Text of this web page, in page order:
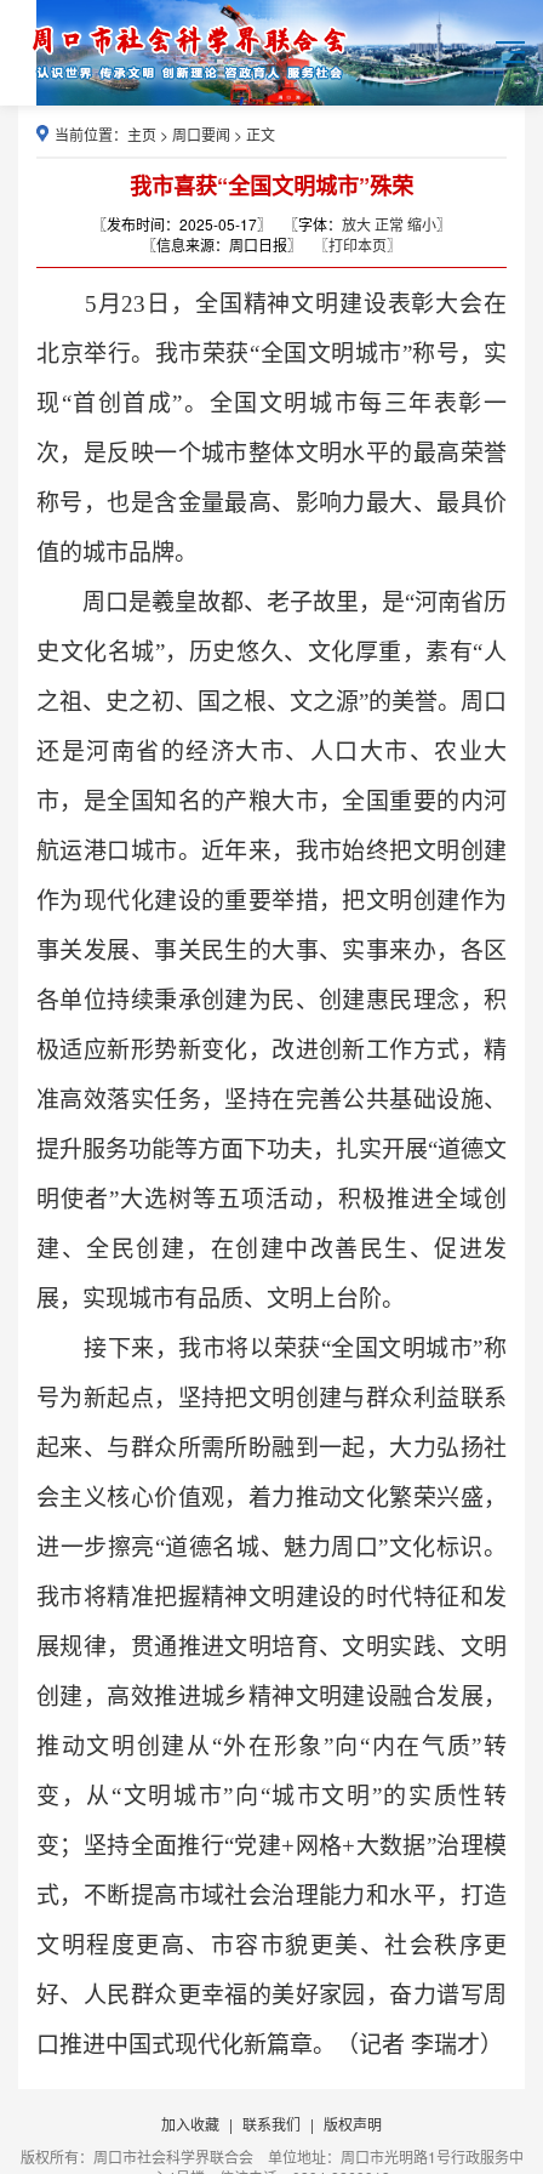
当前位置： 主页 > 周口要闻 > 正文
我市喜获“全国文明城市”殊荣
〖发布时间：2025-05-17〗 〖字体： 放大 正常 缩小〗
〖信息来源：周口日报〗
〖打印本页〗
5月23日，全国精神文明建设表彰大会在
北京举行。我市荣获“全国文明城市”称号，实
现“首创首成”。全国文明城市每三年表彰一
次，是反映一个城市整体文明水平的最高荣誉
称号，也是含金量最高、影响力最大、最具价
值的城市品牌。
周口是羲皇故都、老子故里，是“河南省历
史文化名城”，历史悠久、文化厚重，素有“人
之祖、史之初、国之根、文之源”的美誉。周口
还是河南省的经济大市、人口大市、农业大
市，是全国知名的产粮大市，全国重要的内河
航运港口城市。近年来，我市始终把文明创建
作为现代化建设的重要举措，把文明创建作为
事关发展、事关民生的大事、实事来办，各区
各单位持续秉承创建为民、创建惠民理念，积
极适应新形势新变化，改进创新工作方式，精
准高效落实任务，坚持在完善公共基础设施、
提升服务功能等方面下功夫，扎实开展“道德文
明使者”大选树等五项活动，积极推进全域创
建、全民创建，在创建中改善民生、促进发
展，实现城市有品质、文明上台阶。
接下来，我市将以荣获“全国文明城市”称
号为新起点，坚持把文明创建与群众利益联系
起来、与群众所需所盼融到一起，大力弘扬社
会主义核心价值观，着力推动文化繁荣兴盛，
进一步擦亮“道德名城、魅力周口”文化标识。
我市将精准把握精神文明建设的时代特征和发
展规律，贯通推进文明培育、文明实践、文明
创建，高效推进城乡精神文明建设融合发展，
推动文明创建从“外在形象”向“内在气质”转
变，从“文明城市”向“城市文明”的实质性转
变；坚持全面推行“党建+网格+大数据”治理模
式，不断提高市域社会治理能力和水平，打造
文明程度更高、市容市貌更美、社会秩序更
好、人民群众更幸福的美好家园，奋力谱写周
口推进中国式现代化新篇章。（记者 李瑞才）
加入收藏 | 联系我们 | 版权声明
版权所有：周口市社会科学界联合会 单位地址：周口市光明路1号行政服务中